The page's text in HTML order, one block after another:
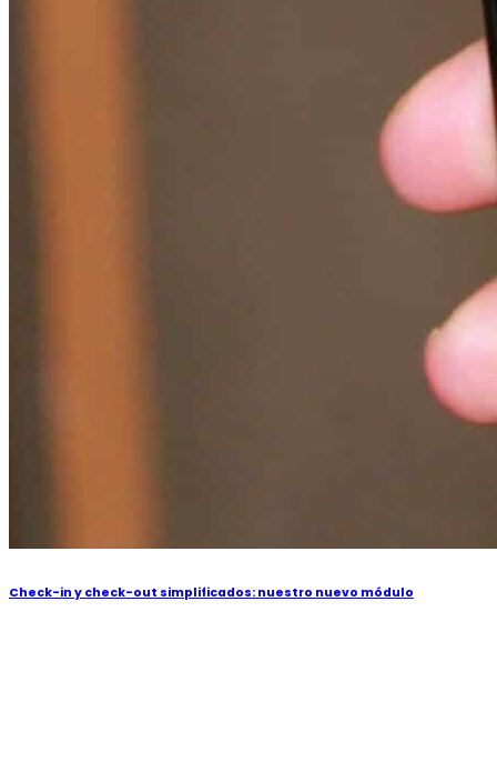
Check-in y check-out simplificados: nuestro nuevo módulo